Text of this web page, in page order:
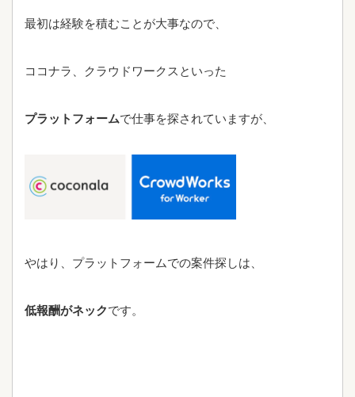
最初は経験を積むことが大事なので、
ココナラ、クラウドワークスといった
プラットフォームで仕事を探されていますが、
やはり、プラットフォームでの案件探しは、
低報酬がネックです。